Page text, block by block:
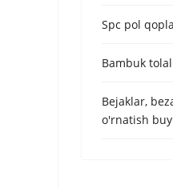
Spc pol
Bambuk
Bejaklar,
o'rnatish